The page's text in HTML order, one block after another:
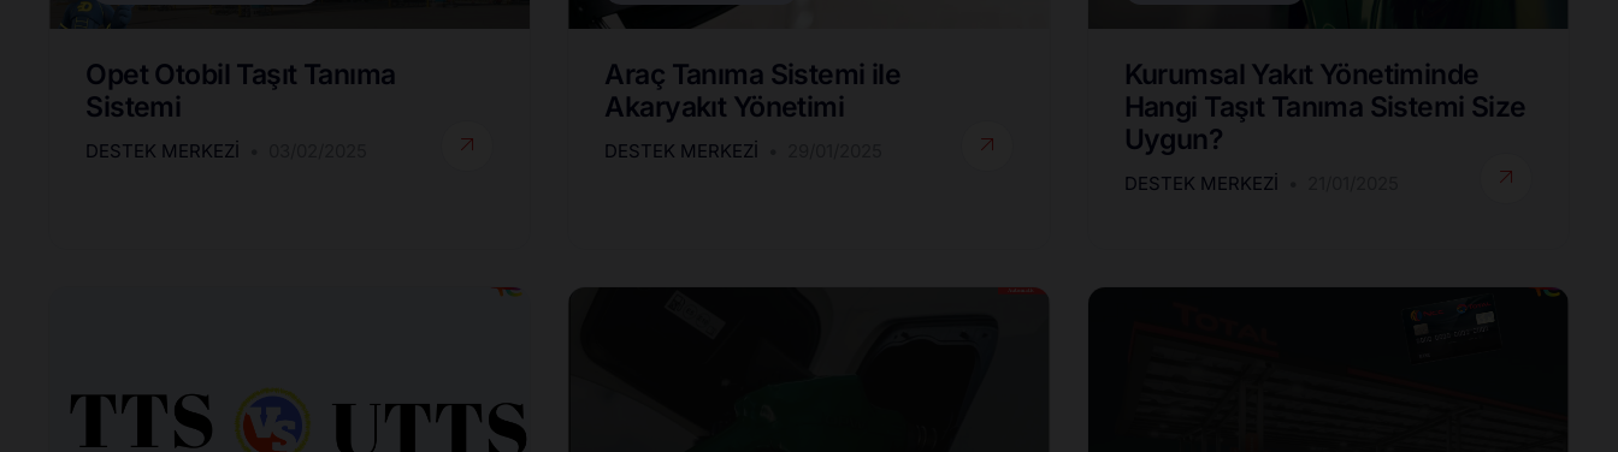
Opet Otobil Taşıt Tanıma
Sistemi
DESTEK MERKEZI
Araç Tanıma Sistemi ile
Akaryakıt Yönetimi
DESTEK MERKEZI
Kurumsal Yakıt Yönetiminde
Hangi Taşıt Tanıma Sistemi Size
Uygun?
DESTEK MERKEZI